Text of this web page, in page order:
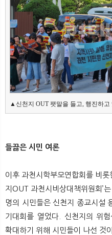
▲신천지 OUT 팻말을 들고, 행진하고
들끓은 시민 여론
이후 과천시학부모연합회를 비
지OUT 과천시비상대책위원회’
명의 시민들은 신천지 종교시설
기대회를 열었다. 신천지의 위
확대하기 위해 시민들이 나선 것